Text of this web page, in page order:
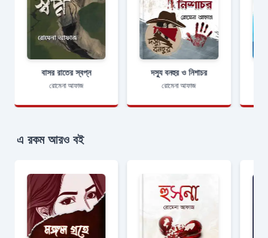
বাসর রাতের স্বপ্ন
রোমেনা আফাজ
দস্যু বনহুর ও নিশাচর
রোমেনা আফাজ
এ রকম আরও বই